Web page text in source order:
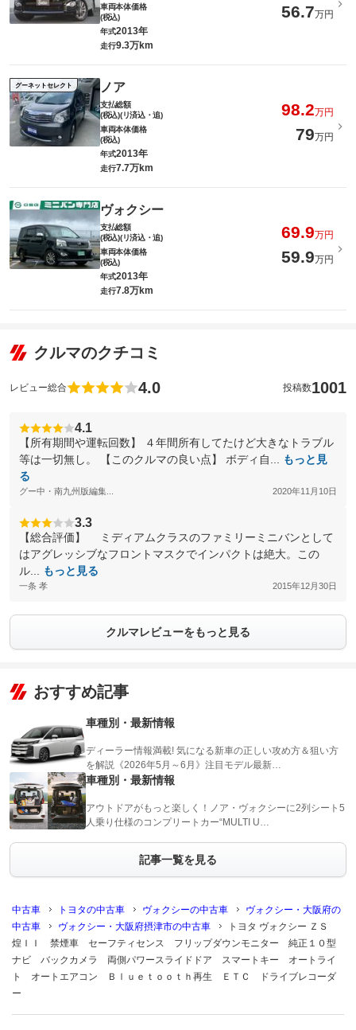
車両本体価格
(税込)
56.7万円
年式2013年
走行9.3万km
グーネットセレクト ノア
支払総額
(税込)(リ済込・追)
98.2万円
車両本体価格
(税込)
79万円
年式2013年
走行7.7万km
ヴォクシー
支払総額
(税込)(リ済込・追)
69.9万円
車両本体価格
(税込)
59.9万円
年式2013年
走行7.8万km
クルマのクチコミ
レビュー総合 4.0 投稿数1001
4.1
【所有期間や運転回数】 ４年間所有してたけど大きなトラブル
等は一切無し。 【このクルマの良い点】 ボディ自...
もっと見
る
グー中・南九州版編集... 2020年11月10日
3.3
【総合評価】 ミディアムクラスのファミリーミニバンとして
はアグレッシブなフロントマスクでインパクトは絶大。この
ル...
もっと見る
一条 孝 2015年12月30日
クルマレビューをもっと見る
おすすめ記事
車種別・最新情報
ディーラー情報満載! 気になる新車の正しい攻め方＆狙い方
を解説《2026年5月～6月》注目モデル最新…
車種別・最新情報
アウトドアがもっと楽しく！ノア・ヴォクシーに2列シート5
人乗り仕様のコンプリートカー“MULTI U…
記事一覧を見る
中古車 トヨタの中古車 ヴォクシーの中古車
ヴォクシー・大阪府の
中古車
ヴォクシー・大阪府摂津市の中古車
トヨタ ヴォクシー ＺＳ
煌ＩＩ 禁煙車 セーフティセンス フリップダウンモニター 純正１０型
ナビ バックカメラ 両側パワースライドドア スマートキー オートライ
ト オートエアコン Ｂｌｕｅｔｏｏｔｈ再生 ＥＴＣ ドライブレコーダ
ー